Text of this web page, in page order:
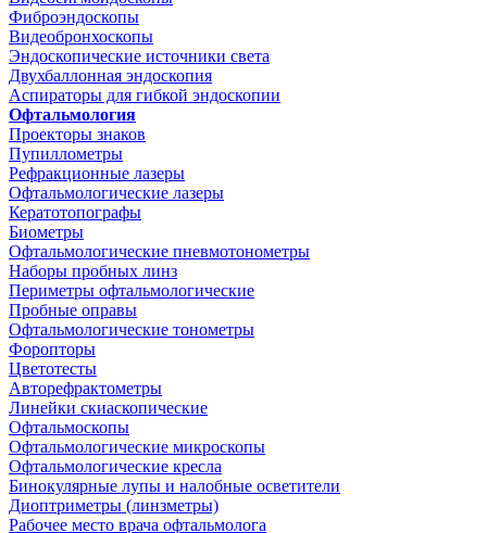
Фиброэндоскопы
Видеобронхоскопы
Эндоскопические источники света
Двухбаллонная эндоскопия
Аспираторы для гибкой эндоскопии
Офтальмология
Проекторы знаков
Пупиллометры
Рефракционные лазеры
Офтальмологические лазеры
Кератотопографы
Биометры
Офтальмологические пневмотонометры
Наборы пробных линз
Периметры офтальмологические
Пробные оправы
Офтальмологические тонометры
Форопторы
Цветотесты
Авторефрактометры
Линейки скиаскопические
Офтальмоскопы
Офтальмологические микроскопы
Офтальмологические кресла
Бинокулярные лупы и налобные осветители
Диоптриметры (линзметры)
Рабочее место врача офтальмолога